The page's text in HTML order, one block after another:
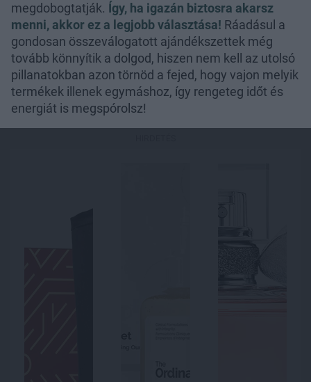
megdobogtatják. Így, ha igazán biztosra akarsz
menni, akkor ez a legjobb választása! Ráadásul a
gondosan összeválogatott ajándékszettek még
tovább könnyítik a dolgod, hiszen nem kell az utolsó
pillanatokban azon törnöd a fejed, hogy vajon melyik
termékek illenek egymáshoz, így rengeteg időt és
energiát is megspórolsz!